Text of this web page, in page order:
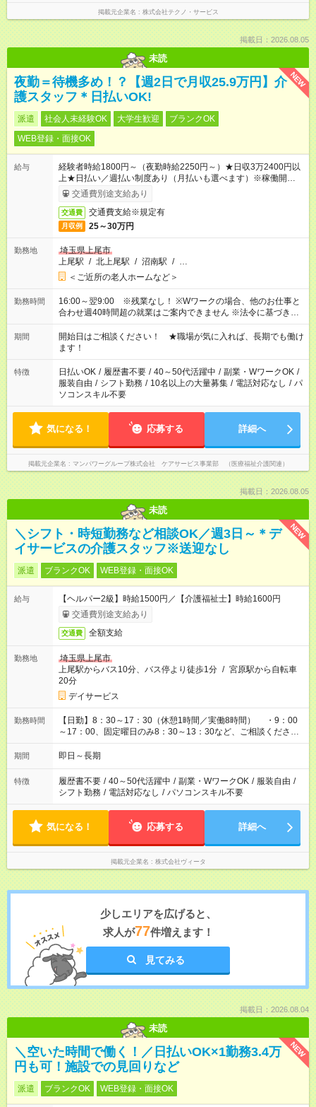
掲載元企業名 株式会社テクノ・サービス
掲載日：2026.08.05
未読
NEW
夜勤＝待機多め！？【週2日で月収25.9万円】介
護スタッフ＊日払いOK!
派遣 社会人未経験OK 大学生歓迎
ブランクOK
WEB登録・面接OK
給与
経験者時給1800円～（夜勤時給2250円～）★日収3万2400円以
上★日払い／週払い制度あり（月払いも選べます）※稼働開始時
は手続き完了次第のお支払いとなります。
交通費別途支給あり
交通費 交通費支給※規定有
月収例 25～30万円
勤務地
埼玉県上尾市
上尾駅 / 北上尾駅 / 沼南駅 / …
＜ご近所の老人ホームなど＞
勤務時間
16:00～翌9:00 ※残業なし！ ※Wワークの場合、他のお仕事と
合わせ週40時間超の就業はご案内できません ※法令に基づき、
週20時間以上勤務は社会保険への加入対象となります ※労働者
派遣法（日雇い派遣の原則禁止）により、短時間・短期間の就
業はご案内が難しい場合があります
期間
開始日はご相談ください！ ★職場が気に入れば、長期でも働け
ます！
特徴 日払いOK / 履歴書不要 / 40～50代活躍中 / 副業・WワークOK /
服装自由 / シフト勤務 / 10名以上の大量募集 / 電話対応なし / パ
ソコンスキル不要
気になる！ 応募する 詳細へ
掲載元企業名 マンパワーグループ株式会社 ケアサービス事業部 （医療福祉介護関連）
掲載日：2026.08.05
未読
NEW
＼シフト・時短勤務など相談OK／週3日～＊デ
イサービスの介護スタッフ※送迎なし
派遣 ブランクOK WEB登録・面接OK
給与
【ヘルパー2級】時給1500円／【介護福祉士】時給1600円
交通費別途支給あり
交通費 全額支給
勤務地
埼玉県上尾市
上尾駅からバス10分、バス停より徒歩1分 / 宮原駅から自転車
20分
デイサービス
勤務時間
【日勤】8：30～17：30（休憩1時間／実働8時間） ・9：00
～17：00、固定曜日のみ8：30～13：30など、ご相談くださ
い！
期間 即日～長期
特徴 履歴書不要 / 40～50代活躍中 / 副業・WワークOK / 服装自由 /
シフト勤務 / 電話対応なし / パソコンスキル不要
気になる！ 応募する 詳細へ
掲載元企業名 株式会社ヴィータ
少しエリアを広げると、
求人が77件増えます！
見てみる
掲載日：2026.08.04
未読
NEW
＼空いた時間で働く！／日払いOK×1勤務3.4万
円も可！施設での見回りなど
派遣 ブランクOK WEB登録・面接OK